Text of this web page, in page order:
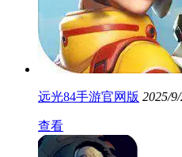
远光84手游官网版 2025/
查看